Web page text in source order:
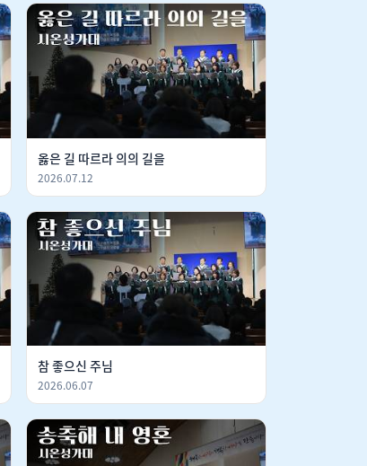
옳은 길 따르라 의의 길을
2026.07.12
참 좋으신 주님
2026.06.07